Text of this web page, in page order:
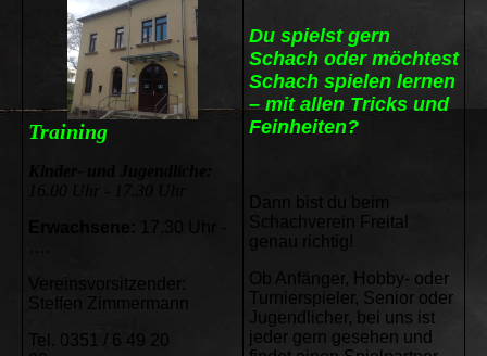
Training
Kinder- und Jugendliche:
Vereinsvorsitzender:
Steffen Zimmermann
Tel. 0351 / 6 49 20
Du spielst gern
Schach oder möchtest
Schach spielen lernen
– mit allen Tricks und
Feinheiten?
Dann bist du beim
Schachverein Freital
gena u richtig!
Ob Anfänger, Hobby- oder
Turnierspieler, Senior oder
Jugendlicher, bei uns ist
jeder gern gesehen und